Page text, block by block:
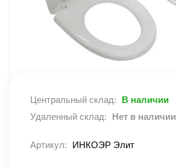
Центральный склад:
В наличии
Удаленный склад:
Нет в наличии
Артикул: ИНКОЭР Элит